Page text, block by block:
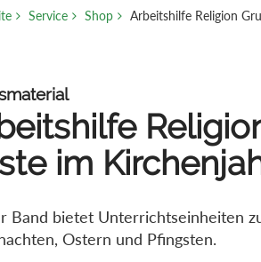
Service Shop Arbeitshilfe Religion
im
Band bietet Unterrichtseinheiten
Ostern und Pfingsten.